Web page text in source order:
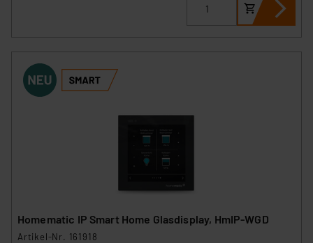
Homematic IP Smart Home Glasdisplay, HmIP-WGD
Artikel-Nr. 161918